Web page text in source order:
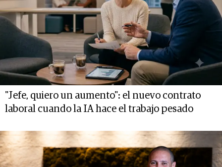
"Jefe, quiero un aumento": el nuevo contrato
laboral cuando la IA hace el trabajo pesado